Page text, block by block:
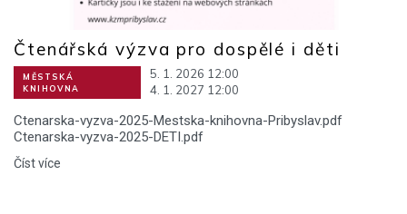
MĚSTSKÁ
KNIHOVNA
5. 1. 2026 12:00
4. 1. 2027 12:00
Čtenářská výzva pro dospělé i děti
Ctenarska-vyzva-2025-Mestska-knihovna-Pribyslav.pdf
Ctenarska-vyzva-2025-DETI.pdf
Číst více